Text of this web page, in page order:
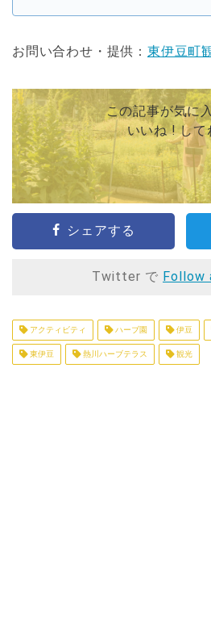
お問い合わせ・提供： 東伊豆町
この記事が気に
いいね ! して
シェアする
Twitter で Follow
アクティビティ ハーブ園 伊豆
東伊豆 熱川ハーブテラス 観光